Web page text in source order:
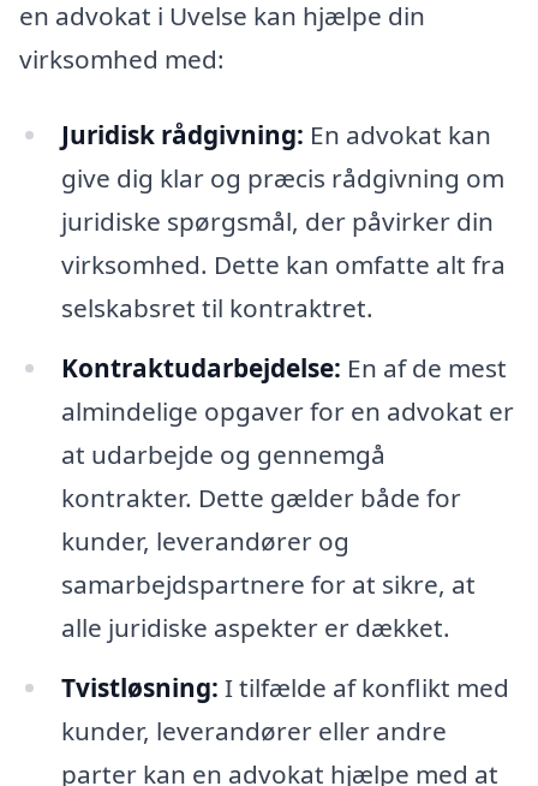
en advokat i Uvelse kan hjælpe din
virksomhed med:
Juridisk rådgivning: En advokat kan
give dig klar og præcis rådgivning om
juridiske spørgsmål, der påvirker din
virksomhed. Dette kan omfatte alt fra
selskabsret til kontraktret.
Kontraktudarbejdelse: En af de mest
almindelige opgaver for en advokat er
at udarbejde og gennemgå
kontrakter. Dette gælder både for
kunder, leverandører og
samarbejdspartnere for at sikre, at
alle juridiske aspekter er dækket.
Tvistløsning: I tilfælde af konflikt med
kunder, leverandører eller andre
parter kan en advokat hjælpe med at